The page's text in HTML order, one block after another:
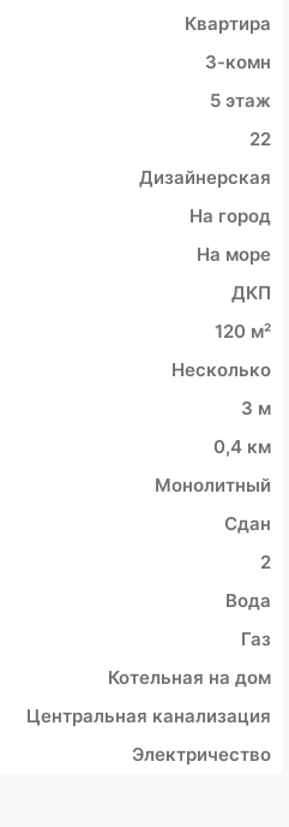
Квартира
3-комн
5 этаж
22
Дизайнерская
На город
На море
ДКП
120 м²
Несколько
3 м
0,4 км
Монолитный
Сдан
2
Вода
Газ
Котельная на дом
Центральная канализация
Электричество